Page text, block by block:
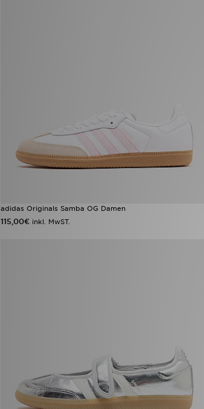
adidas Originals Samba OG Damen
115,00€ inkl. MwST.